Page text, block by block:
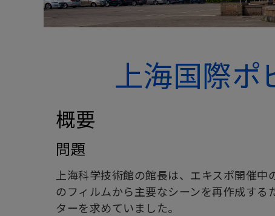
上海国際ポ
概要
問題
上海科学技術館の館長は、エキスポ開催中
のフィルムから主要なシーンを再作成す
ターを求めていました。